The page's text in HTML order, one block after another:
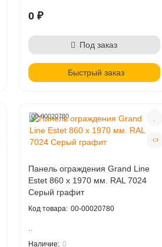
0 ₽
Под заказ
Быстрый заказ
00-00020780
Панель ограждения Grand Line
Estet 860 х 1970 мм. RAL 7024
Серый графит
00-00020780
0